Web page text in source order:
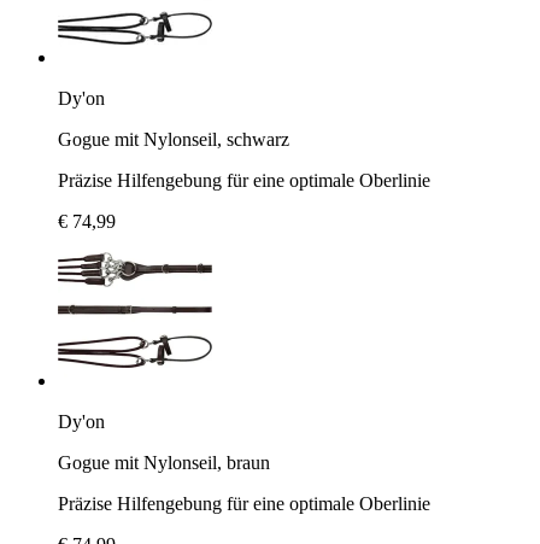
Dy'on
Gogue mit Nylonseil, schwarz
Präzise Hilfengebung für eine optimale Oberlinie
€ 74,99
Dy'on
Gogue mit Nylonseil, braun
Präzise Hilfengebung für eine optimale Oberlinie